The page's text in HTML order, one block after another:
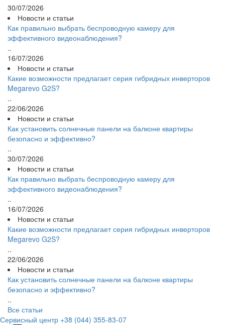
30/07/2026
Новости и статьи
Как правильно выбрать беспроводную камеру для
эффективного видеонаблюдения?
..
16/07/2026
Новости и статьи
Какие возможности предлагает серия гибридных инверторов
Megarevo G2S?
..
22/06/2026
Новости и статьи
Как установить солнечные панели на балконе квартиры
безопасно и эффективно?
..
30/07/2026
Новости и статьи
Как правильно выбрать беспроводную камеру для
эффективного видеонаблюдения?
..
16/07/2026
Новости и статьи
Какие возможности предлагает серия гибридных инверторов
Megarevo G2S?
..
22/06/2026
Новости и статьи
Как установить солнечные панели на балконе квартиры
безопасно и эффективно?
..
Все статьи
Сервисный центр +38 (044) 355-83-07